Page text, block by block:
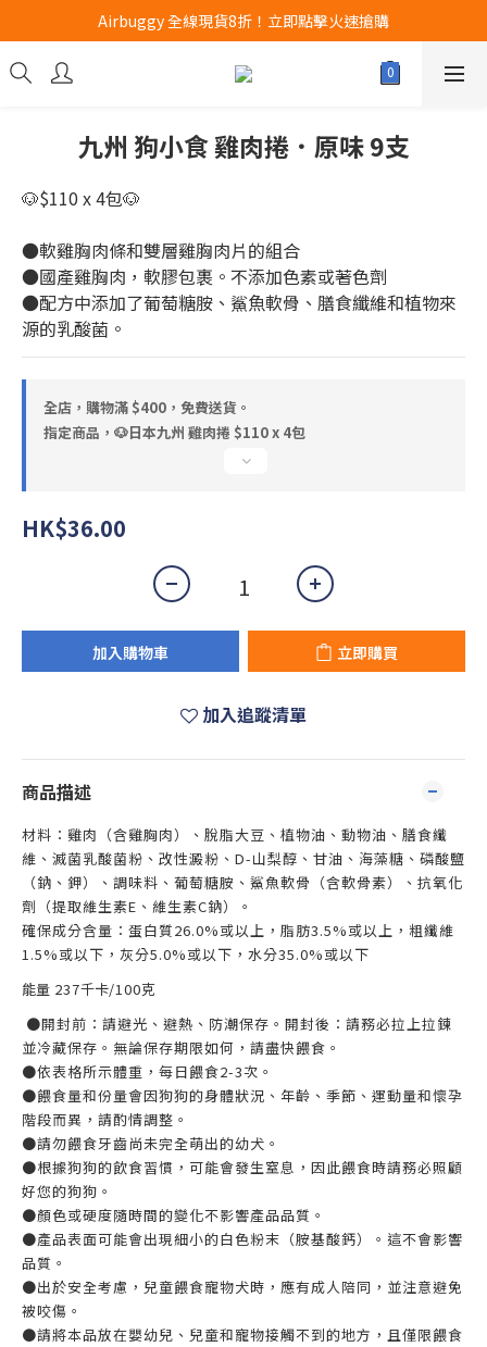
Airbuggy 全線現貨8折！立即點擊火速搶購
Airbuggy 全線現貨8折！立即點擊火速搶購
CURLI瑞士狗帶全款式3折！立即按下搶購
Airbuggy 全線現貨8折！立即點擊火速搶購
九州 狗小食 雞肉捲．原味 9支
🐶$110 x 4包🐶
●軟雞胸肉條和雙層雞胸肉片的組合
●國產雞胸肉，軟膠包裹。不添加色素或著色劑
●配方中添加了葡萄糖胺、鯊魚軟骨、膳食纖維和植物來
源的乳酸菌。
全店，購物滿 $400，免費送貨。
指定商品，🐶日本九州 雞肉捲 $110 x 4包
HK$36.00
加入購物車 立即購買
加入追蹤清單
商品描述
材料：雞肉（含雞胸肉）、脫脂大豆、植物油、動物油、膳食纖
維、滅菌乳酸菌粉、改性澱粉、 D-山梨醇、甘油、海藻糖、磷酸鹽
（鈉、鉀）、調味料、葡萄糖胺、鯊魚軟骨（含軟骨素）、抗氧化
劑（提取維生素E 、維生素C鈉）。
確保成分含量：蛋白質26.0%或以上，脂肪3.5%或以上，粗纖維
1.5%或以下，灰分5.0%或以下，水分35.0%或以下
能量 237千卡/100克
●開封前：請避光、避熱、防潮保存。開封後：請務必拉上拉鍊
並冷藏保存。無論保存期限如何，請盡快餵食。
●依表格所示體重，每日餵食2-3次。
●餵食量和份量會因狗狗的身體狀況、年齡、季節、運動量和懷孕
階段而異，請酌情調整。
●請勿餵食牙齒尚未完全萌出的幼犬。
●根據狗狗的飲食習慣，可能會發生窒息，因此餵食時請務必照顧
好您的狗狗。
●顏色或硬度隨時間的變化不影響產品品質。
●產品表面可能會出現細小的白色粉末（胺基酸鈣）。這不會影響
品質。
●出於安全考慮，兒童餵食寵物犬時，應有成人陪同，並注意避免
被咬傷。
●請將本品放在嬰幼兒、兒童和寵物接觸不到的地方，且僅限餵食